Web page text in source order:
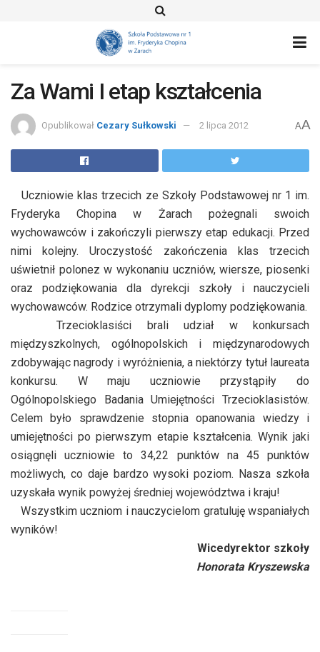
Za Wami I etap kształcenia
Opublikował Cezary Sułkowski 2 lipca 2012 AA
Uczniowie klas trzecich ze Szkoły Podstawowej nr 1 im.
Fryderyka Chopina w Żarach pożegnali swoich
wychowawców i zakończyli pierwszy etap edukacji. Przed
nimi kolejny. Uroczystość zakończenia klas trzecich
uświetnił polonez w wykonaniu uczniów, wiersze, piosenki
oraz podziękowania dla dyrekcji szkoły i nauczycieli
wychowawców. Rodzice otrzymali dyplomy podziękowania.
Trzecioklasiści brali udział w konkursach
międzyszkolnych, ogólnopolskich i międzynarodowych
zdobywając nagrody i wyróżnienia, a niektórzy tytuł laureata
konkursu. W maju uczniowie przystąpiły do
Ogólnopolskiego Badania Umiejętności Trzecioklasistów.
Celem było sprawdzenie stopnia opanowania wiedzy i
umiejętności po pierwszym etapie kształcenia. Wynik jaki
osiągnęli uczniowie to 34,22 punktów na 45 punktów
możliwych, co daje bardzo wysoki poziom. Nasza szkoła
uzyskała wynik powyżej średniej województwa i kraju!
Wszystkim uczniom i nauczycielom gratuluję wspaniałych
wyników!
Wicedyrektor szkoły
Honorata Kryszewska